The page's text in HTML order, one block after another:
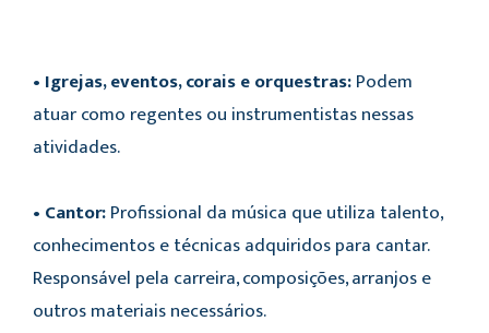
• Igrejas, eventos, corais e orquestras:Podem
atuar como regentes ou instrumentistas nessas
atividades.
• Cantor:Profissional da música que utiliza talento,
conhecimentos e técnicas adquiridos para cantar.
Responsável pela carreira, composições, arranjos e
outros materiais necessários.